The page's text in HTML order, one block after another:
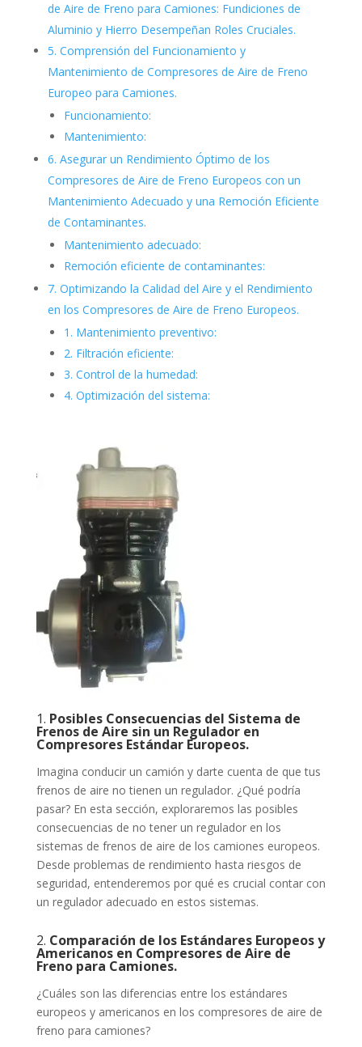
de Aire de Freno para Camiones: Fundiciones de
Aluminio y Hierro Desempeñan Roles Cruciales.
5. Comprensión del Funcionamiento y
Mantenimiento de Compresores de Aire de Freno
Europeo para Camiones.
Funcionamiento:
Mantenimiento:
6. Asegurar un Rendimiento Óptimo de los
Compresores de Aire de Freno Europeos con un
Mantenimiento Adecuado y una Remoción Eficiente
de Contaminantes.
Mantenimiento adecuado:
Remoción eficiente de contaminantes:
7. Optimizando la Calidad del Aire y el Rendimiento
en los Compresores de Aire de Freno Europeos.
1. Mantenimiento preventivo:
2. Filtración eficiente:
3. Control de la humedad:
4. Optimización del sistema:
1. Posibles Consecuencias del Sistema de
Frenos de Aire sin un Regulador en
Compresores Estándar Europeos.
Imagina conducir un camión y darte cuenta de que tus
frenos de aire no tienen un regulador. ¿Qué podría
pasar? En esta sección, exploraremos las posibles
consecuencias de no tener un regulador en los
sistemas de frenos de aire de los camiones europeos.
Desde problemas de rendimiento hasta riesgos de
seguridad, entenderemos por qué es crucial contar con
un regulador adecuado en estos sistemas.
2. Comparación de los Estándares Europeos y
Americanos en Compresores de Aire de
Freno para Camiones.
¿Cuáles son las diferencias entre los estándares
europeos y americanos en los compresores de aire de
freno para camiones?